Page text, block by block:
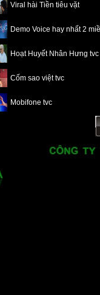
Viral hài Tiền tiêu vặt
Demo Voice hay nhất 2
Hoạt Huyết Nhân Hưng tvc
Cốm sao việt tvc
Mobifone tvc